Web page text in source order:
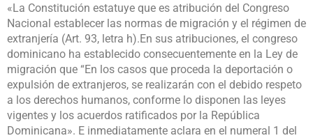
«La Constitución estatuye que es atribución del Congreso
Nacional establecer las normas de migración y el régimen de
extranjería (Art. 93, letra h).En sus atribuciones, el congreso
dominicano ha establecido consecuentemente en la Ley de
migración que “En los casos que proceda la deportación o
expulsión de extranjeros, se realizarán con el debido respeto
a los derechos humanos, conforme lo disponen las leyes
vigentes y los acuerdos ratificados por la República
Dominicana». E inmediatamente aclara en el numeral 1 del